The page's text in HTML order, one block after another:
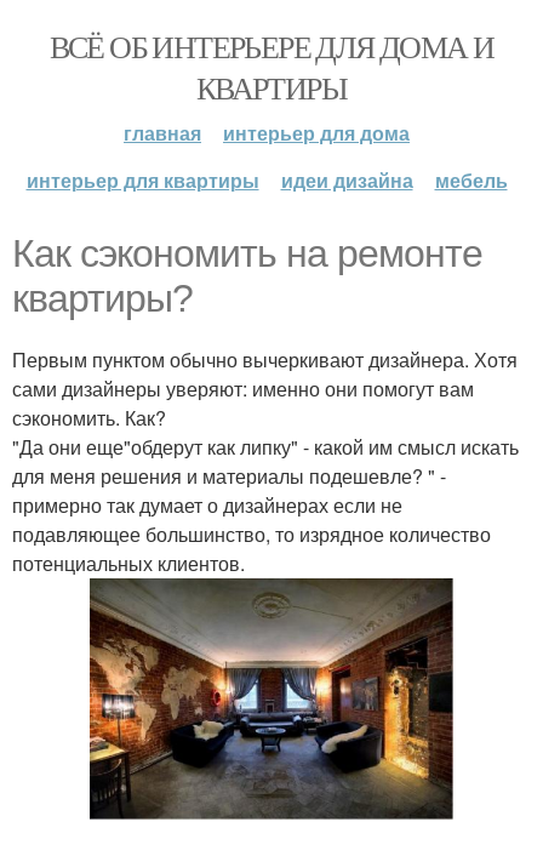
ВСЁ ОБ ИНТЕРЬЕРЕ ДЛЯ ДОМА И
КВАРТИРЫ
главная
интерьер для дома
интерьер для квартиры
идеи дизайна мебель
Как сэкономить на ремонте
квартиры?
Первым пунктом обычно вычеркивают дизайнера. Хотя
сами дизайнеры уверяют: именно они помогут вам
сэкономить. Как?
"Да они еще"обдерут как липку" - какой им смысл искать
для меня решения и материалы подешевле? " -
примерно так думает о дизайнерах если не
подавляющее большинство, то изрядное количество
потенциальных клиентов.